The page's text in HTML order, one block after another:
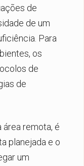
de
de um
Para
os
de
de
área remota, é
planejada e o
um